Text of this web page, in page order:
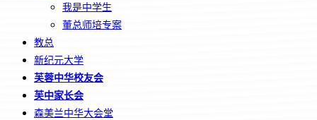
我是中学生
董总师培专案
教总
新纪元大学
芙蓉中华校友会
芙中家长会
森美兰中华大会堂